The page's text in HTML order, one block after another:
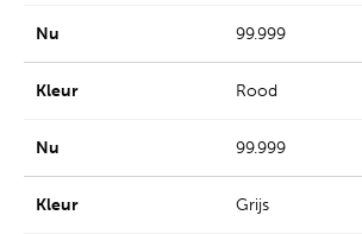
99.999
Rood
99.999
Grijs